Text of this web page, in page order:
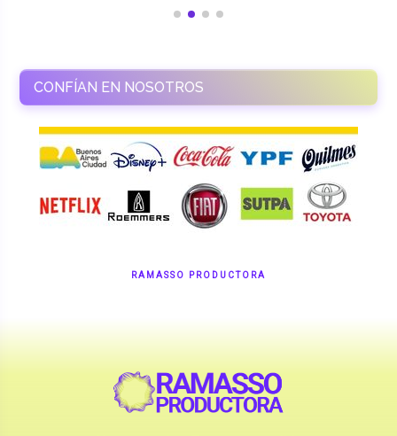
CONFÍAN EN NOSOTROS
RAMASSO PRODUCTORA